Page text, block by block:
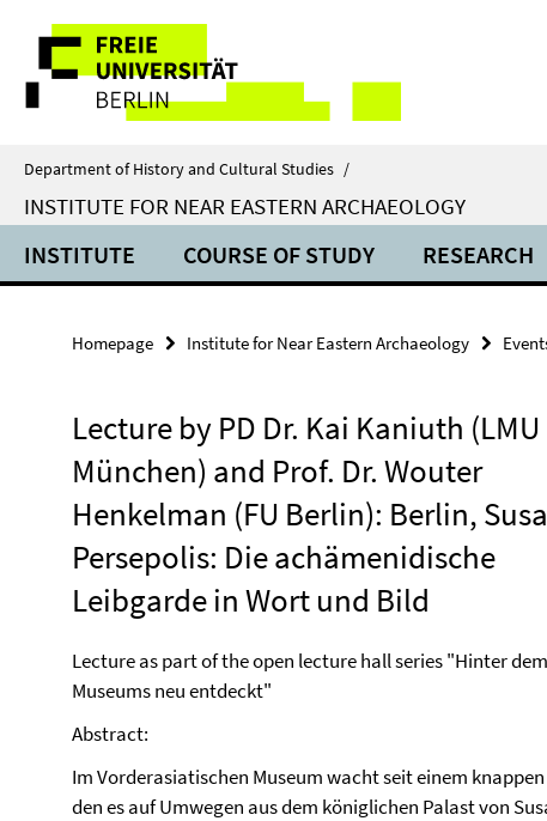
direkt
Inhalt
Service
Navigation
Department of History and Cultural Studies /
INSTITUTE FOR NEAR EASTERN ARCHAEOLOGY
INSTITUTE COURSE OF STUDY RESEARCH
Homepage Institute for Near Eastern Archaeology
Lecture by PD Dr. Kai Kaniuth (LMU
München) and Prof. Dr. Wouter
Henkelman (FU Berlin): Berlin,
Persepolis: Die achämenidische
Leibgarde in Wort und Bild
Lecture as part of the open lecture hall series "Hinter
Museums neu entdeckt"
Abstract:
Im Vorderasiatischen Museum wacht seit einem
den es auf Umwegen aus dem königlichen Palast von